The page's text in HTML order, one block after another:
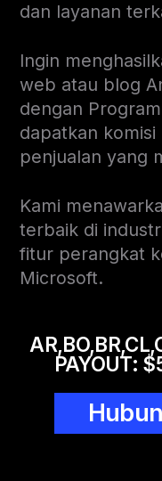
dan layanan
Ingin
web atau blog
dengan
dapatkan komisi
penjualan yang
Kami
terbaik di
fitur perangkat
Microsoft.
PAYOUT: